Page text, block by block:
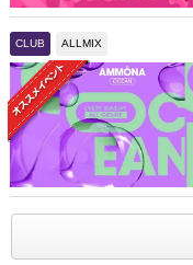
CLUB ALLMIX